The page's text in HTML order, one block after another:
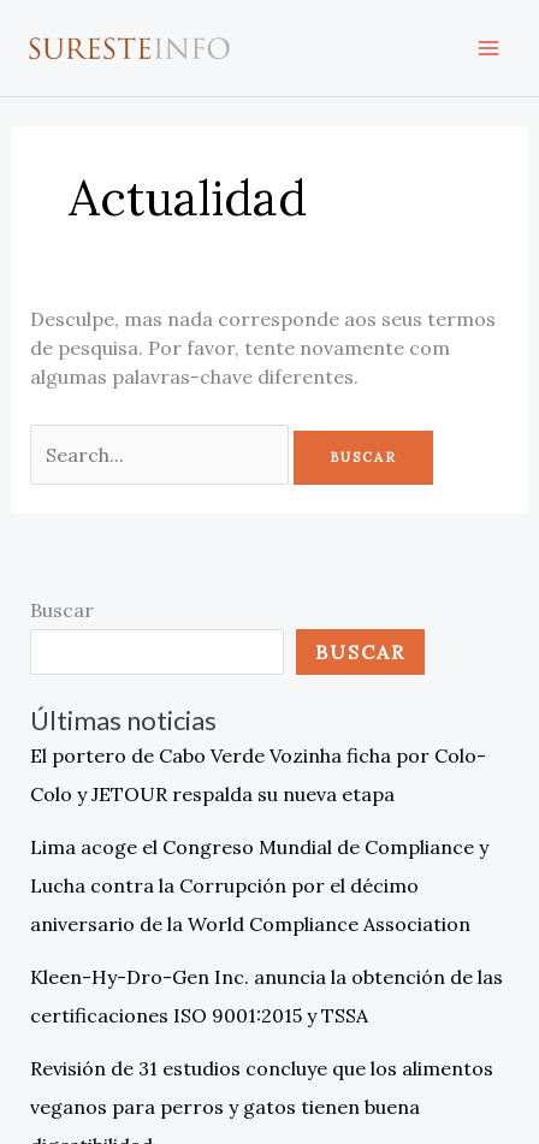
Actualidad
Desculpe, mas nada corresponde aos seus termos
de pesquisa. Por favor, tente novamente com
algumas palavras-chave diferentes.
por:
Buscar
BUSCAR
Últimas noticias
El portero de Cabo Verde Vozinha ficha por Colo-
Colo y JETOUR respalda su nueva etapa
Lima acoge el Congreso Mundial de Compliance y
Lucha contra la Corrupción por el décimo
aniversario de la World Compliance Association
Kleen-Hy-Dro-Gen Inc. anuncia la obtención de las
certificaciones ISO 9001:2015 y TSSA
Revisión de 31 estudios concluye que los alimentos
veganos para perros y gatos tienen buena